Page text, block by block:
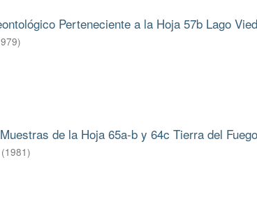
Perteneciente a la Hoja 57b Lago
)
de la Hoja 65a-b y 64c Tierra del Fuego
(1981)